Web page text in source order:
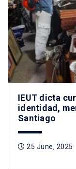
IEUT dicta
identidad,
Santiago
25 June, 2025